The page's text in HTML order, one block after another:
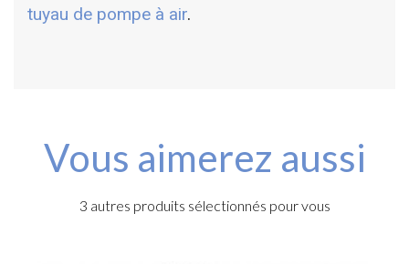
tuyau de pompe à air.
Vous aimerez aussi
3 autres produits sélectionnés pour vous